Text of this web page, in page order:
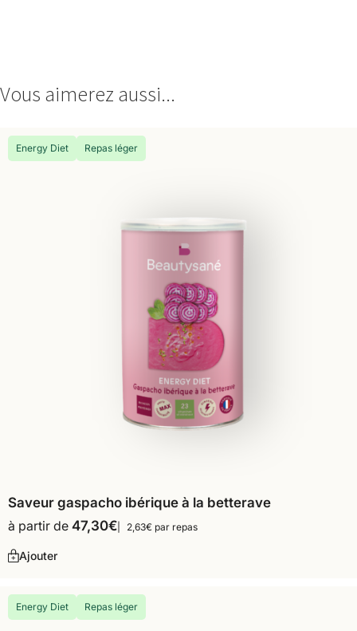
Vous aimerez aussi...
Energy Diet Repas léger
Saveur gaspacho ibérique à la betterave
à partir de 47,30€ 2,63€ par repas
Ajouter
Energy Diet Repas léger